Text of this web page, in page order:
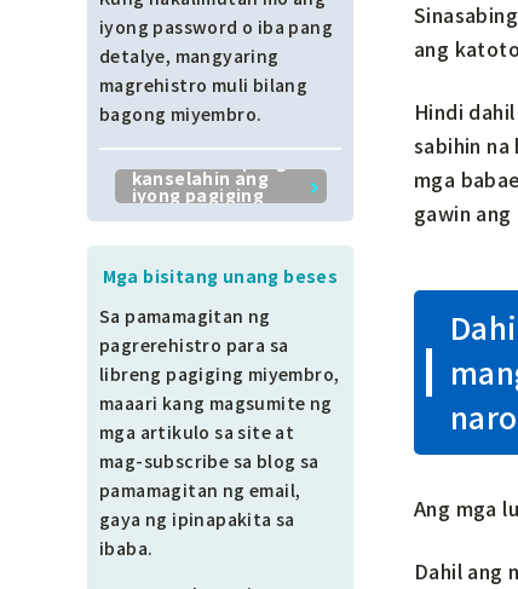
ang
Hindi
sabihin na
mga
gawin
Ang mga
Dahil ang
Disenyo ng Inhinyeriyang
Sibil
Iba pa
Ang Diyos ng
Konstruksyon
iyong password o iba pang
detalye, mangyaring
magrehistro muli bilang
bagong miyembro.
kanselahin ang
iyong pagiging
Mga bisitang unang beses
Sa pamamagitan ng
pagrerehistro para sa
libreng pagiging miyembro,
maaari kang magsumite ng
mga artikulo sa site at
mag-subscribe sa blog sa
pamamagitan ng email,
gaya ng ipinapakita sa
ibaba.